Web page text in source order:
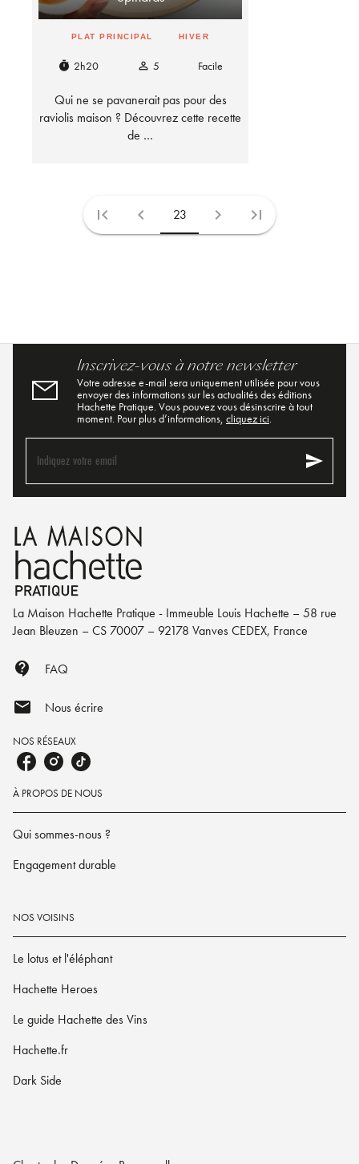
PLAT PRINCIPAL HIVER
timer 2h20 person_outline 5 Facile
Qui ne se pavanerait pas pour des
raviolis maison ? Découvrez cette recette
de …
first_page chevron_left 23 chevron_right last_page
Inscrivez-vous à notre newsletter
Votre adresse e-mail sera uniquement utilisée pour vous
envoyer des informations sur les actualités des éditions
Hachette Pratique. Vous pouvez vous désinscrire à tout
moment. Pour plus d’informations, cliquez ici.
Indiquez votre email send
La Maison Hachette Pratique - Immeuble Louis Hachette – 58 rue
Jean Bleuzen – CS 70007 – 92178 Vanves CEDEX, France
contact_support FAQ
mail Nous écrire
NOS RÉSEAUX
À PROPOS DE NOUS
Qui sommes-nous ?
Engagement durable
NOS VOISINS
Le lotus et l'éléphant
Hachette Heroes
Le guide Hachette des Vins
Hachette.fr
Dark Side